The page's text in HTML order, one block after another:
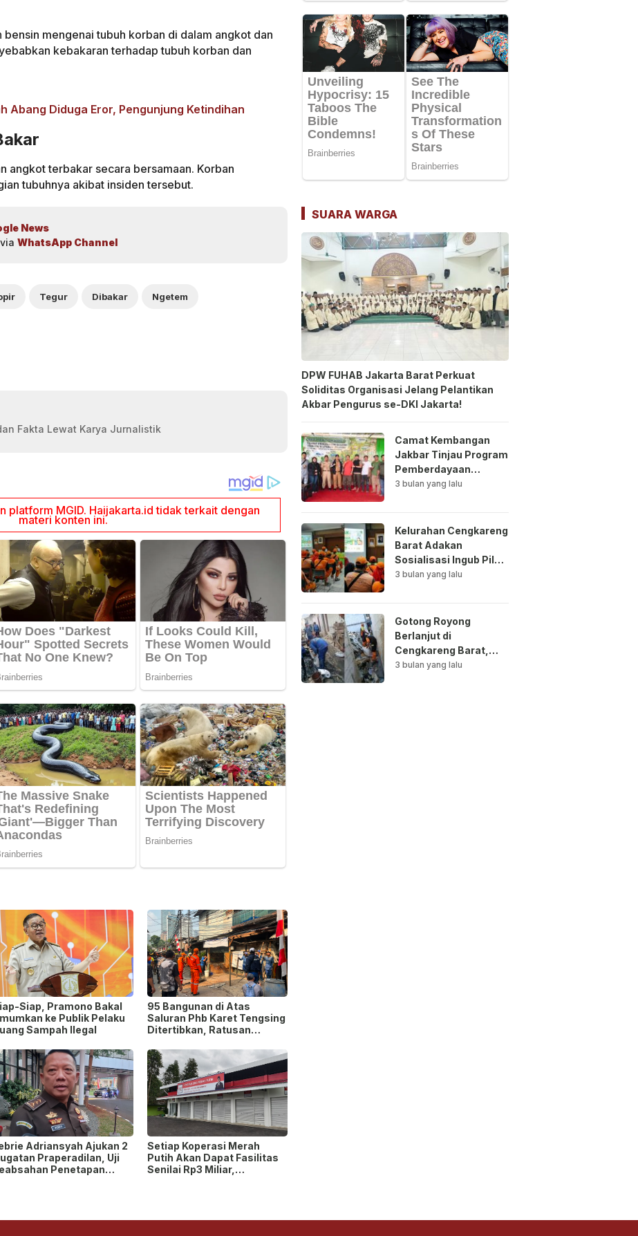
bensin mengenai tubuh korban di dalam angkot dan
kebakaran terhadap tubuh korban dan
Abang Diduga Eror, Pengunjung Ketindihan
angkot terbakar secara bersamaan. Korban
tubuhnya akibat insiden tersebut.
News
WhatsApp Channel
Tegur Dibakar Ngetem
Fakta Lewat Karya Jurnalistik
Siap, Pramono Bakal
ke Publik Pelaku
Sampah Ilegal
95 Bangunan di Atas
Saluran Phb Karet Tengsing
Ditertibkan, Ratusan
Dikerahkan
Adriansyah Ajukan 2
Praperadilan, Uji
Penetapan
Setiap Koperasi Merah
Putih Akan Dapat Fasilitas
Senilai Rp3 Miliar,
SUARA WARGA
DPW FUHAB Jakarta Barat Perkuat
Soliditas Organisasi Jelang Pelantikan
Akbar Pengurus se-DKI Jakarta!
Camat Kembangan
Jakbar Tinjau Program
Pemberdayaan
Lingkungan di Bale
3 bulan yang lalu
Kelurahan Cengkareng
Barat Adakan
Sosialisasi Ingub Pilah
Sampah Kepada PPSU
3 bulan yang lalu
Gotong Royong
Berlanjut di
Cengkareng Barat,
Saluran Air
3 bulan yang lalu